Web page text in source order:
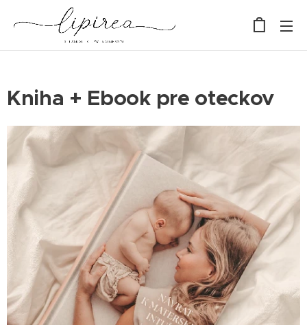
Kniha + Ebook pre oteckov